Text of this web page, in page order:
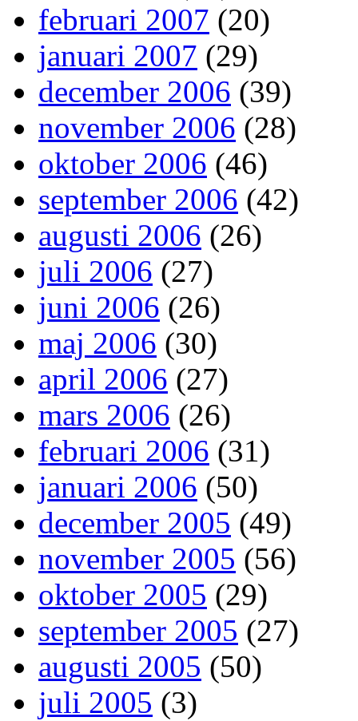
februari 2007 (20)
januari 2007 (29)
december 2006 (39)
november 2006 (28)
oktober 2006 (46)
september 2006 (42)
augusti 2006 (26)
juli 2006 (27)
juni 2006 (26)
maj 2006 (30)
april 2006 (27)
mars 2006 (26)
februari 2006 (31)
januari 2006 (50)
december 2005 (49)
november 2005 (56)
oktober 2005 (29)
september 2005 (27)
augusti 2005 (50)
juli 2005 (3)